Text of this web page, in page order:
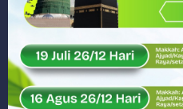
RELIS KEJAKSAAN
RELIS KEJAKSAAN
Peringati Hari Koperasi ke-79, Wagub Sumbar